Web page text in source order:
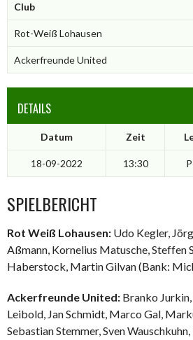
Club
Rot-Weiß Lohausen
Ackerfreunde United
DETAILS
Datum Zeit
18-09-2022 13:30
SPIELBERICHT
Rot Weiß Lohausen: Udo Kegler,
Aßmann, Kornelius Matusche, Steffen
Haberstock, Martin Gilvan (Bank:
Ackerfreunde United: Branko
Leibold, Jan Schmidt, Marco Gal,
Sebastian Stemmer, Sven